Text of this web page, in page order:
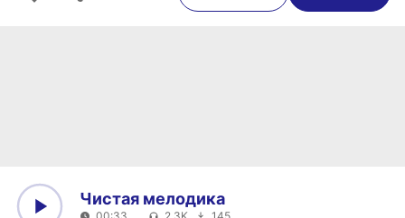
Чистая мелодика
00:33 2,3K 145